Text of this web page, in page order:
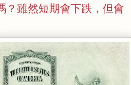
？雖然短期會下跌，但會